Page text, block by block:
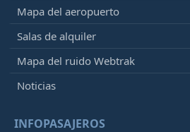
Mapa del aeropuerto
Salas de alquiler
Mapa del ruido Webtrak
Noticias
INFOPASAJEROS